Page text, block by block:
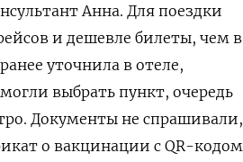
Анна. Для поездки
и дешевле билеты, чем в
уточнила в отеле,
выбрать пункт, очередь
Документы не спрашивали,
о вакцинации с QR-кодом